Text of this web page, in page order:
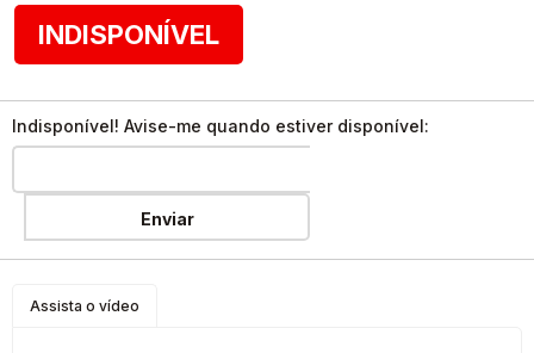
INDISPONÍVEL
Indisponível! Avise-me quando estiver disponível:
Enviar
Assista o vídeo